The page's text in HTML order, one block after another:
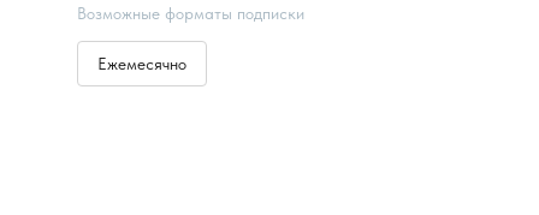
Возможные форматы подписки
Ежемесячно